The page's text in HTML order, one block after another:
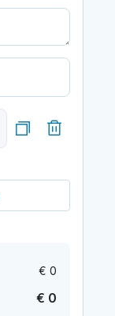
€ 0
€ 0